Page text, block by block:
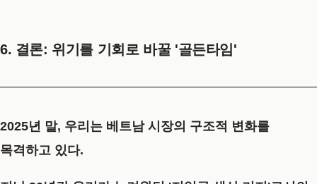
6. 결론: 위기를 기회로 바꿀 '골든타임'
2025년 말, 우리는 베트남 시장의 구조적 변화를
목격하고 있다.